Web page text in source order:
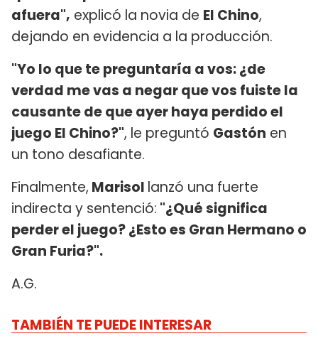
afuera", explicó la novia de El Chino,
dejando en evidencia a la producción.
"Yo lo que te preguntaría a vos: ¿de
verdad me vas a negar que vos fuiste la
causante de que ayer haya perdido el
juego El Chino?", le preguntó Gastón en
un tono desafiante.
Finalmente, Marisol lanzó una fuerte
indirecta y sentenció: "¿Qué significa
perder el juego? ¿Esto es Gran Hermano o
Gran Furia?".
A.G.
TAMBIÉN TE PUEDE INTERESAR